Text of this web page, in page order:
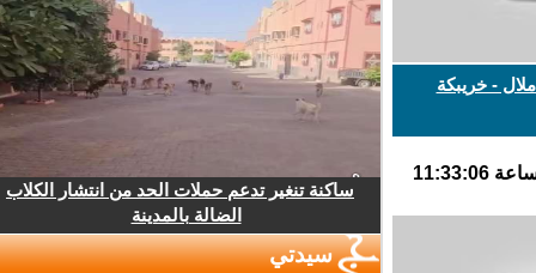
- خريبكة
ساكنة تنغير تدعم حملات الحد من انتشار الكلاب
الضالة بالمدينة
سيدتي